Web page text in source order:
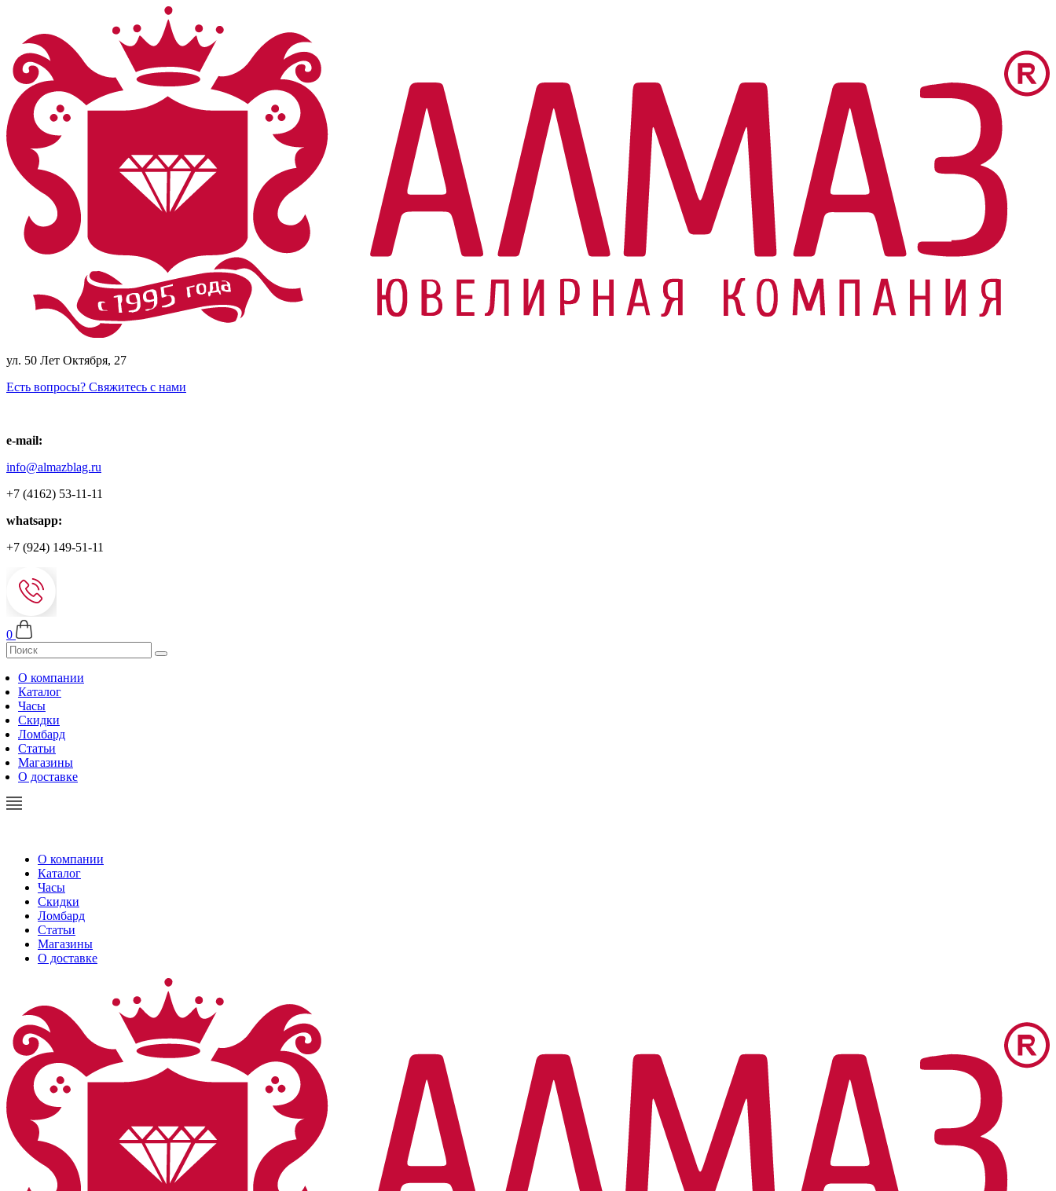
ул. 50 Лет Октября, 27
Есть вопросы? Свяжитесь с нами
e-mail:
info@almazblag.ru
+7 (4162) 53-11-11
whatsapp:
+7 (924) 149-51-11
0
О компании
Каталог
Часы
Скидки
Ломбард
Статьи
Магазины
О доставке
О компании
Каталог
Часы
Скидки
Ломбард
Статьи
Магазины
О доставке